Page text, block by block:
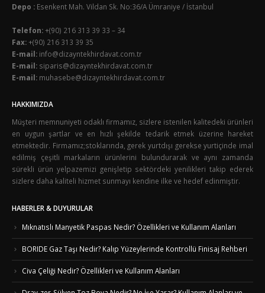
Depo : Esenkent Mah. Vildan Sk. No:36/A Ümraniye / İstanbul
Telefon:+(90) 216 313 39 33 – 34
Fax:+(90) 216 313 39 35
E-mail: info@dizayntekhirdavat.com.tr
E-mail: siparis@dizayntekhirdavat.com.tr
E-mail: muhasebe@dizayntekhirdavat.com.tr
HAKKIMIZDA
Müşteri memnuniyeti odaklı firmamız, sizlere istenilen kalitedeki ürünleri
en uygun şartlar ve en hızlı şekilde tedarik etmek üzerine hareket
etmektedir. Firmamız;stoklarında, gerek yurtdışı gerekse yurtiçinde imal
edilmiş çeşitli markaların ürünlerini bulundurarak ve aynı zamanda
sürekli ürün yelpazemizi genişletip sektördeki yenilikleri takip ederek
sizlere daha kaliteli hizmet sunmayı kendine ilke ve hedef edinmiştir.
HABERLER & DUYURULAR
Mıknatıslı Manyetik Paspas Nedir? Özellikleri ve Kullanım Alanları
BORIDE Gaz Taşı Nedir? Kalıp Yüzeylerinde Kontrollü Finisaj Rehberi
Civa Çeliği Nedir? Özellikleri ve Kullanım Alanları